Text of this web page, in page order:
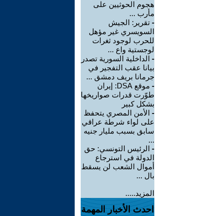
هجوم الحوثيين على
مأرب ...
- تقرير: الجيش
السويسري غير مؤهل
للحرب لوجود ثغرات
لوجستية واع ...
- الداخلية السورية تصدر
بيانا عقب التفجير في
جرمانا بريف دمشق ...
-
موقع DSA: إيران
طوّرت قدرات صواريخها
بشكل كبير
- الأمن المصري يتحفظ
على لواء شرطة عراقي
سابق بسبب مليار جنيه
...
- الرئيس التونسي: حق
الدولة في استرجاع
أموال الشعب لن يسقط
بال ...
المزيد.....
احدث الأخبار المهمة